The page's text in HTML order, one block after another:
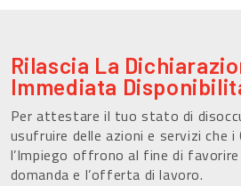
Rilascia La
Immediata
Per attestare il tuo stato di
usufruire delle azioni e servizi che i
l’Impiego offrono al fine di
domanda e l’offerta di lavoro.